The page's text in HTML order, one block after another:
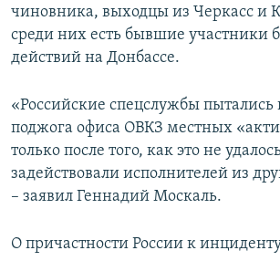
чиновника, выходцы из Черкасс и
среди них есть бывшие участники
действий на Донбассе.
«Российские спецслужбы пытались
поджога офиса ОВКЗ местных
только после того, как это не
задействовали исполнителей из
– заявил Геннадий Москаль.
О причастности России к